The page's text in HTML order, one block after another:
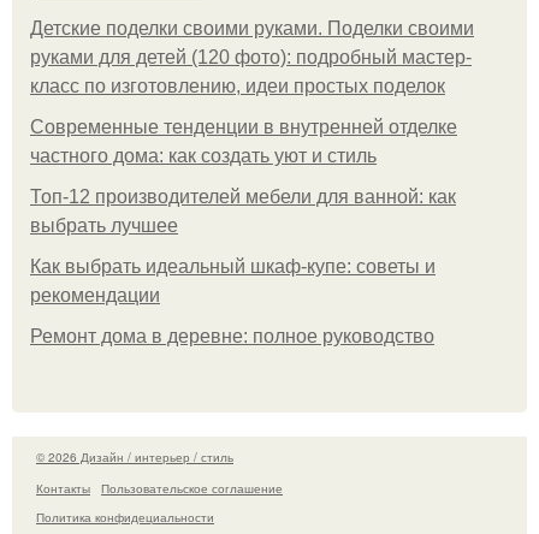
Детские поделки своими руками. Поделки своими
руками для детей (120 фото): подробный мастер-
класс по изготовлению, идеи простых поделок
Современные тенденции в внутренней отделке
частного дома: как создать уют и стиль
Топ-12 производителей мебели для ванной: как
выбрать лучшее
Как выбрать идеальный шкаф-купе: советы и
рекомендации
Ремонт дома в деревне: полное руководство
© 2026 Дизайн / интерьер / стиль
Контакты
Пользовательское соглашение
Политика конфидециальности